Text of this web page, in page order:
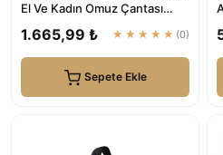
El Ve Kadın Omuz Çantası
1.665,99 ₺ ★★★★★ (0)
Sepete Ekle